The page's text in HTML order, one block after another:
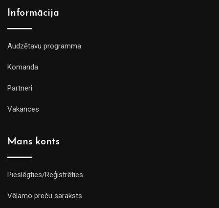
Informācija
Audzētavu programma
Komanda
Partneri
Vakances
Mans konts
Pieslēgties/Reģistrēties
Vēlamo preču saraksts